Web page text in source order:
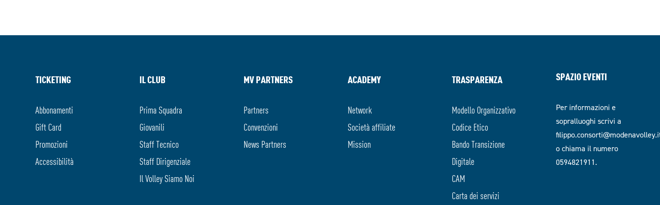
TICKETING
Abbonamenti
Gift Card
Promozioni
Accessibilità
IL CLUB
Prima Squadra
Giovanili
Staff Tecnico
Staff Dirigenziale
Il Volley Siamo Noi
MV PARTNERS
Partners
Convenzioni
News Partners
ACADEMY
Network
Società affiliate
Mission
TRASPARENZA
Modello Organizzativo
Codice Etico
Bando Transizione
Digitale
CAM
Carta dei servizi
SPAZIO EVENTI
Per informazioni e
sopralluoghi scrivi a
o chiama il numero
0594821911.